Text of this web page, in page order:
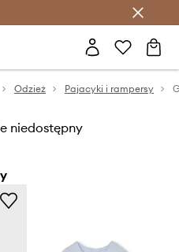
Club >
Odzież Pajacyki i rampersy
niedostępny